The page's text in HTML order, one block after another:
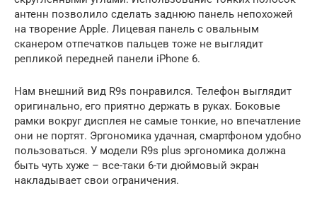
антенн позволило сделать заднюю панель непохожей
на творение Apple. Лицевая панель с овальным
сканером отпечатков пальцев тоже не выглядит
репликой передней панели iPhone 6.
Нам внешний вид R9s понравился. Телефон выглядит
оригинально, его приятно держать в руках. Боковые
рамки вокруг дисплея не самые тонкие, но впечатление
они не портят. Эргономика удачная, смартфоном удобно
пользоваться. У модели R9s plus эргономика должна
быть чуть хуже – все-таки 6-ти дюймовый экран
накладывает свои ограничения.